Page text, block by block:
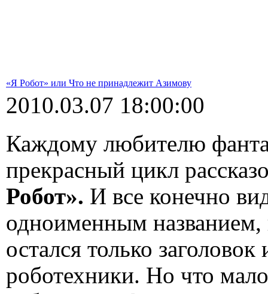
«Я Робот» или Что не принадлежит Азимову
2010.03.07 18:00:00
Каждому любителю
прекрасный цикл
Робот». И все конечно
одноименным названием,
остался только заголовок
роботехники. Но что